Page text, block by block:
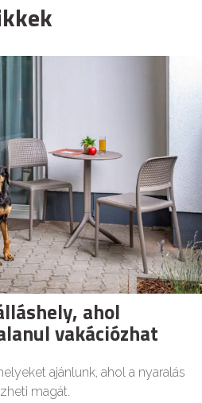
ahol
vakációzhat
ajánlunk, ahol a nyaralás
magát.